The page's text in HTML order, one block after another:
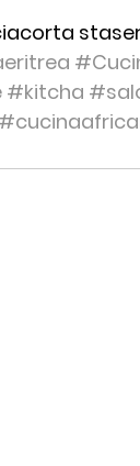
#kitcha